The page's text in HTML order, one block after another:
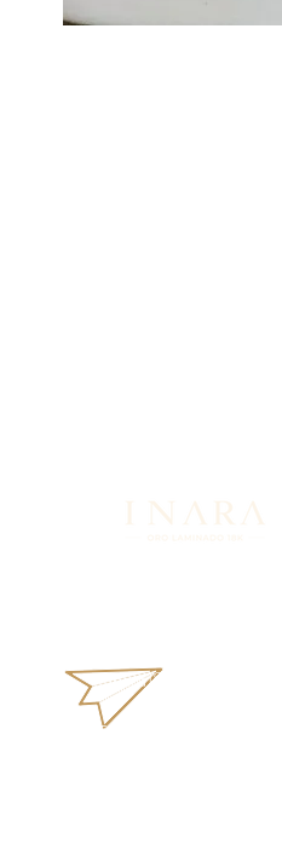
inara18k@gmail.com
Términos y Condiciones.